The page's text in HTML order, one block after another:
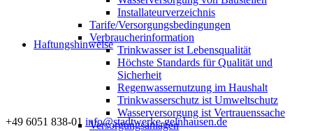
Haftungshinweise
+49 6051 838-01 info@stadtwerke-gelnhausen.de
Installateurverzeichnis
Tarife/Versorgungsbedingungen
Verbraucherinformation
Trinkwasser ist Lebensqualität
Höchste Standards für Qualität und
Sicherheit
Regenwassernutzung im Haushalt
Trinkwasserschutz ist Umweltschutz
Wasserversorgung ist Vertrauenssache
Versorgungsanlagen